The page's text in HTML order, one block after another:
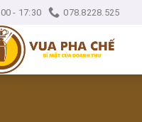
- 17:30 078.8228.525